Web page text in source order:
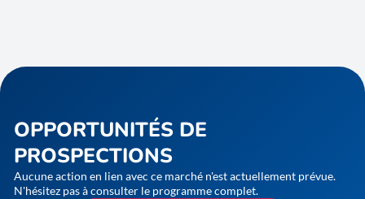
OPPORTUNITÉS DE
PROSPECTIONS
Aucune action en lien avec ce marché n'est actuellement prévue.
N'hésitez pas à consulter le programme complet.